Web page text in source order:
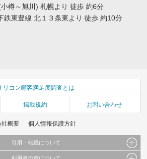
樽～旭川) 札幌より 徒歩 約6分
鉄東豊線 北１３条東より 徒歩 約10分
リコン顧客満足度調査とは
掲載規約 お問い合わせ
社概要 個人情報保護方針
引用・転載について
利用者の声について